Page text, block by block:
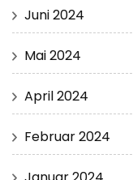
Juni 2024
Mai 2024
April 2024
Februar 2024